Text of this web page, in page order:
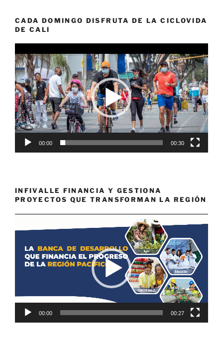
CADA DOMINGO DISFRUTA DE LA CICLOVIDA
DE CALI
de
vídeo
00:00 00:30
INFIVALLE FINANCIA Y GESTIONA
PROYECTOS QUE TRANSFORMAN LA REGIÓN
de
00:00 00:27